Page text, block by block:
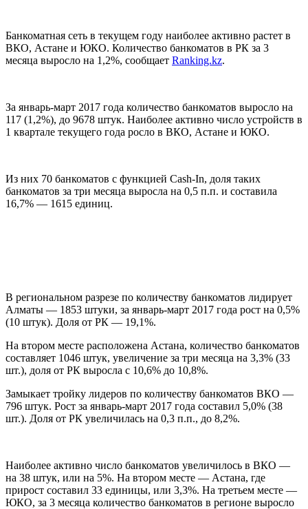
Банкоматная сеть в текущем году наиболее активно растет в
ВКО, Астане и ЮКО. Количество банкоматов в РК за 3
месяца выросло на 1,2%, сообщает Ranking.kz.
За январь-март 2017 года количество банкоматов выросло на
117 (1,2%), до 9678 штук. Наиболее активно число устройств в
1 квартале текущего года росло в ВКО, Астане и ЮКО.
Из них 70 банкоматов с функцией Cash-In, доля таких
банкоматов за три месяца выросла на 0,5 п.п. и составила
16,7% — 1615 единиц.
В региональном разрезе по количеству банкоматов лидирует
Алматы — 1853 штуки, за январь-март 2017 года рост на 0,5%
(10 штук). Доля от РК — 19,1%.
На втором месте расположена Астана, количество банкоматов
составляет 1046 штук, увеличение за три месяца на 3,3% (33
шт.), доля от РК выросла с 10,6% до 10,8%.
Замыкает тройку лидеров по количеству банкоматов ВКО —
796 штук. Рост за январь-март 2017 года составил 5,0% (38
шт.). Доля от РК увеличилась на 0,3 п.п., до 8,2%.
Наиболее активно число банкоматов увеличилось в ВКО —
на 38 штук, или на 5%. На втором месте — Астана, где
прирост составил 33 единицы, или 3,3%. На третьем месте —
ЮКО, за 3 месяца количество банкоматов в регионе выросло